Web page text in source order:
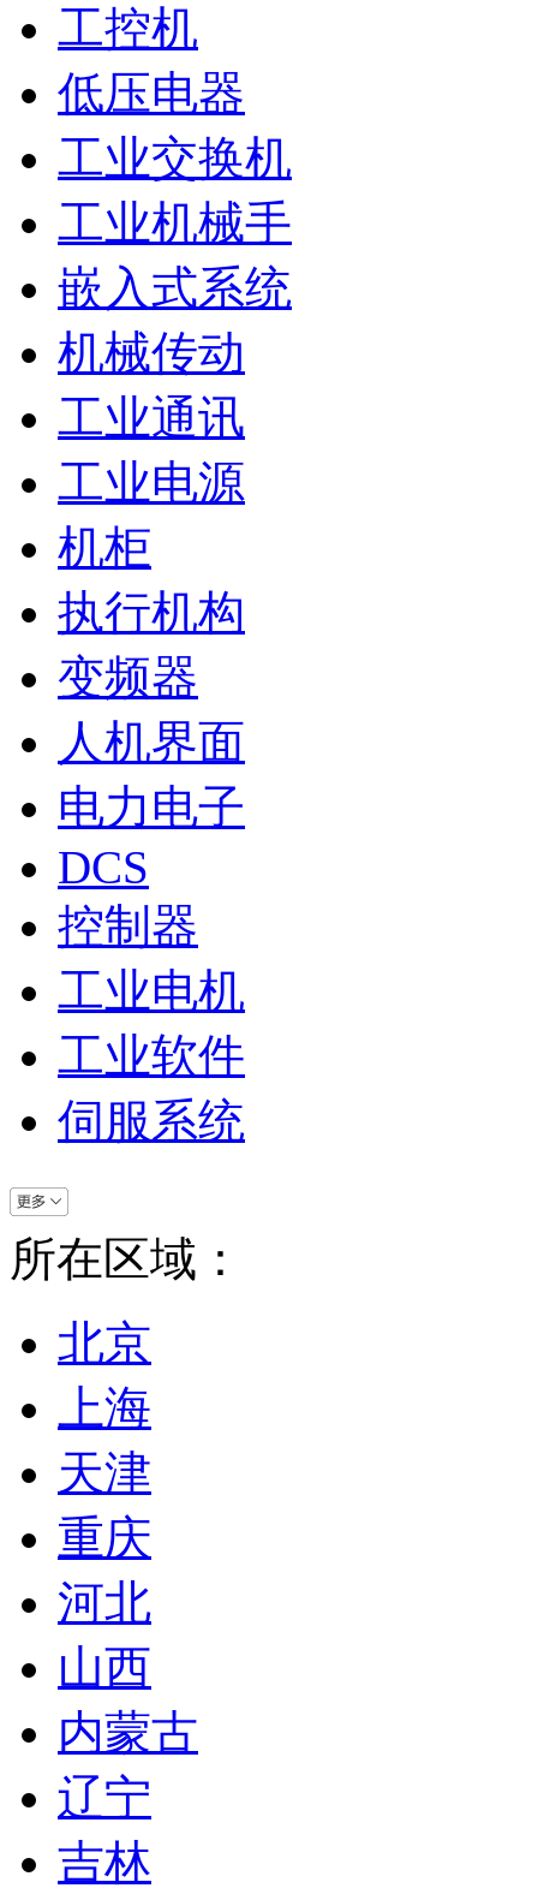
工控机
低压电器
工业交换机
工业机械手
嵌入式系统
机械传动
工业通讯
工业电源
机柜
执行机构
变频器
人机界面
电力电子
DCS
控制器
工业电机
工业软件
伺服系统
所在区域：
北京
上海
天津
重庆
河北
山西
内蒙古
辽宁
吉林